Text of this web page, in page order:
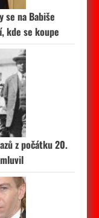
se na Babiše
kde se koupe
z počátku 20.